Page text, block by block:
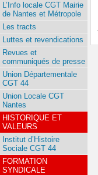
L’Info locale CGT Mairie
de Nantes et Métropole
Les tracts
Luttes et revendications
Revues et
communiqués de presse
Union Départementale
CGT 44
Union Locale CGT
Nantes
HISTORIQUE ET
VALEURS
Institut d’Histoire
Sociale CGT 44
FORMATION
SYNDICALE